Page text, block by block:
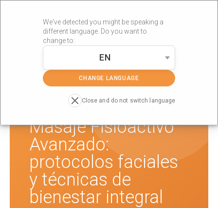
We've detected you might be speaking a
different language. Do you want to
change to:
EN
CHANGE LANGUAGE
Close and do not switch language
protocolos faciales y técnicas de bienestar integral
Masaje Fisioactivo
Avanzado:
protocolos faciales
y técnicas de
bienestar integral